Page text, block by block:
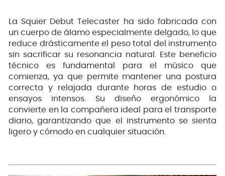
La Squier Debut Telecaster ha sido fabricada con
un cuerpo de álamo especialmente delgado, lo que
reduce drásticamente el peso total del instrumento
sin sacrificar su resonancia natural. Este beneficio
técnico es fundamental para el músico que
comienza, ya que permite mantener una postura
correcta y relajada durante horas de estudio o
ensayos intensos. Su diseño ergonómico la
convierte en la compañera ideal para el transporte
diario, garantizando que el instrumento se sienta
ligero y cómodo en cualquier situación.